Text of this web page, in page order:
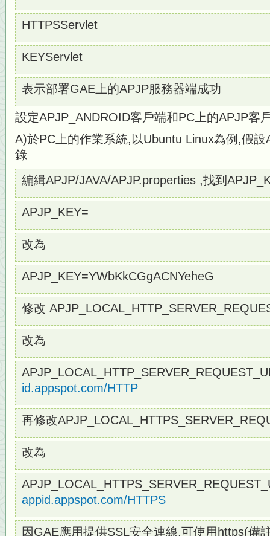
HTTPSServlet
KEYServlet
表示部署GAE上的APJP服務器端成功
設定APJP_ANDROID客戶端和PC上的APJP客
A)於PC上的作業系統,以Ubuntu Linux為例,假
錄
編緝APJP/JAVA/APJP.properties ,找到
APJP_KEY=
改為
APJP_KEY=YWbKkCGgACNYeheG
修改
改為
id.appspot.com/HTTP
再修改
改為
appid.appspot.com/HTTPS
因GAE應用提供SSL安全連線,可使用https(備